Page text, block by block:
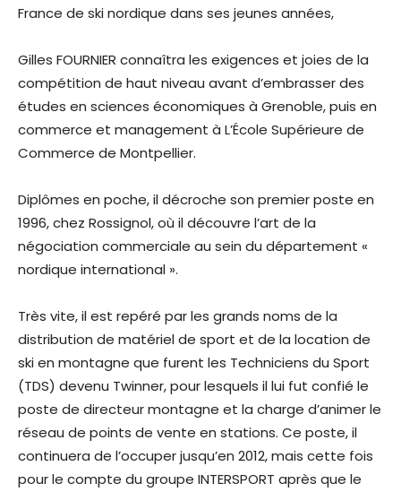
France de ski nordique dans ses jeunes années,
Gilles FOURNIER connaîtra les exigences et joies de la
compétition de haut niveau avant d’embrasser des
études en sciences économiques à Grenoble, puis en
commerce et management à L’École Supérieure de
Commerce de Montpellier.
Diplômes en poche, il décroche son premier poste en
1996, chez Rossignol, où il découvre l’art de la
négociation commerciale au sein du département «
nordique international ».
Très vite, il est repéré par les grands noms de la
distribution de matériel de sport et de la location de
ski en montagne que furent les Techniciens du Sport
(TDS) devenu Twinner, pour lesquels il lui fut confié le
poste de directeur montagne et la charge d’animer le
réseau de points de vente en stations. Ce poste, il
continuera de l’occuper jusqu’en 2012, mais cette fois
pour le compte du groupe INTERSPORT après que le